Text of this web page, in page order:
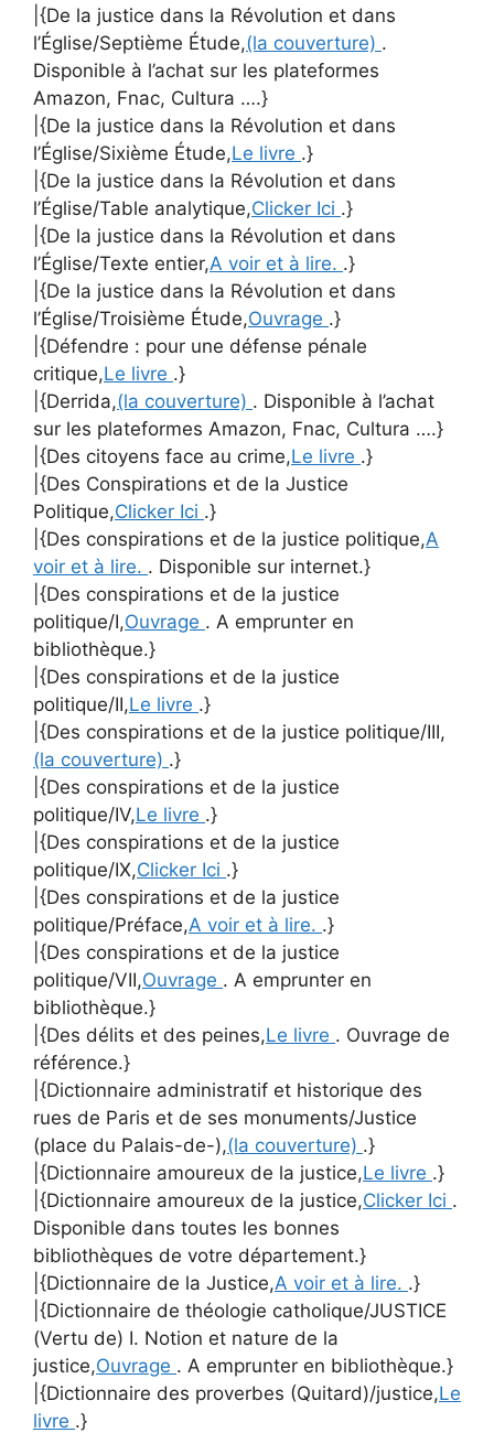
|{De la justice dans la Révolution et dans
l’Église/Septième Étude,(la couverture) .
Disponible à l’achat sur les plateformes
Amazon, Fnac, Cultura ….}
|{De la justice dans la Révolution et dans
l’Église/Sixième Étude,Le livre .}
|{De la justice dans la Révolution et dans
l’Église/Table analytique,Clicker Ici .}
|{De la justice dans la Révolution et dans
l’Église/Texte entier,A voir et à lire. .}
|{De la justice dans la Révolution et dans
l’Église/Troisième Étude,Ouvrage .}
|{Défendre : pour une défense pénale
critique,Le livre .}
|{Derrida,(la couverture) . Disponible à l’achat
sur les plateformes Amazon, Fnac, Cultura ….}
|{Des citoyens face au crime,Le livre .}
|{Des Conspirations et de la Justice
Politique,Clicker Ici .}
|{Des conspirations et de la justice politique,A
voir et à lire. . Disponible sur internet.}
|{Des conspirations et de la justice
politique/I,Ouvrage . A emprunter en
bibliothèque.}
|{Des conspirations et de la justice
politique/II,Le livre .}
|{Des conspirations et de la justice politique/III,
(la couverture) .}
|{Des conspirations et de la justice
politique/IV,Le livre .}
|{Des conspirations et de la justice
politique/IX,Clicker Ici .}
|{Des conspirations et de la justice
politique/Préface,A voir et à lire. .}
|{Des conspirations et de la justice
politique/VII,Ouvrage . A emprunter en
bibliothèque.}
|{Des délits et des peines,Le livre . Ouvrage de
référence.}
|{Dictionnaire administratif et historique des
rues de Paris et de ses monuments/Justice
(place du Palais-de-),(la couverture) .}
|{Dictionnaire amoureux de la justice,Le livre .}
|{Dictionnaire amoureux de la justice,Clicker Ici .
Disponible dans toutes les bonnes
bibliothèques de votre département.}
|{Dictionnaire de la Justice,A voir et à lire. .}
|{Dictionnaire de théologie catholique/JUSTICE
(Vertu de) I. Notion et nature de la
justice,Ouvrage . A emprunter en bibliothèque.}
|{Dictionnaire des proverbes (Quitard)/justice,Le
livre .}